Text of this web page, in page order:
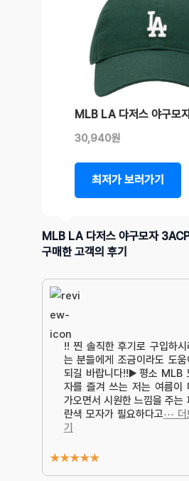
MLB LA 다저스 야구모
30,940원
최저가 보러가기
MLB LA 다저스 야구모자
구매한 고객의 후기
!! 찐 솔직한 후기로 구입하시
는 분들에게 조금이라도 도움
되길 바랍니다!!▶️평소 MLB
자를 즐겨 쓰는 저는 여름이
가오면서 시원한 느낌을 주는
란색 모자가 필요하다고⋯ 더
기
★★★★★